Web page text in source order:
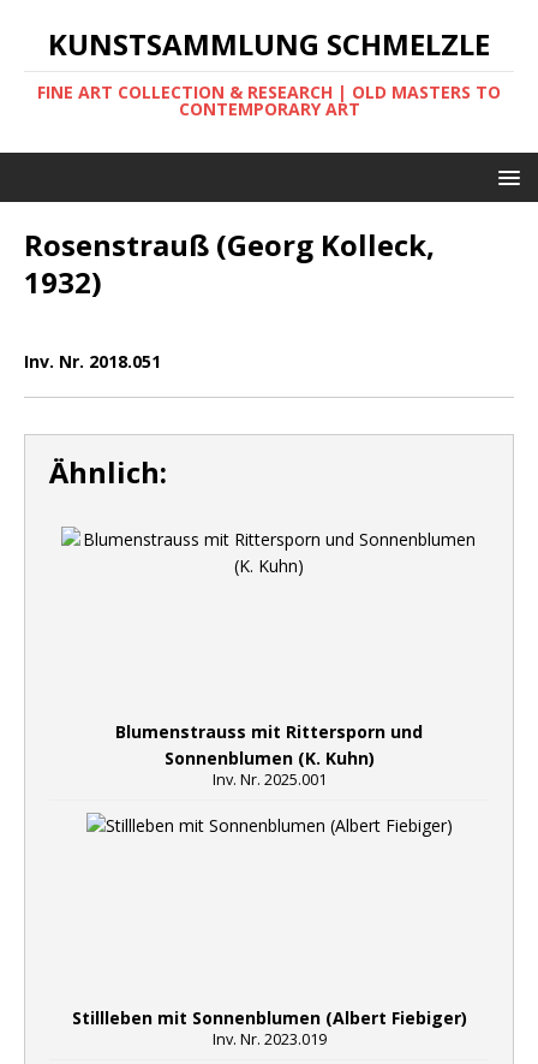
KUNSTSAMMLUNG SCHMELZLE
FINE ART COLLECTION & RESEARCH | OLD MASTERS TO
CONTEMPORARY ART
Rosenstrauß (Georg Kolleck,
1932)
Inv. Nr. 2018.051
Ähnlich:
Blumenstrauss mit Rittersporn und
Sonnenblumen (K. Kuhn)
Inv. Nr. 2025.001
Stillleben mit Sonnenblumen (Albert Fiebiger)
Inv. Nr. 2023.019